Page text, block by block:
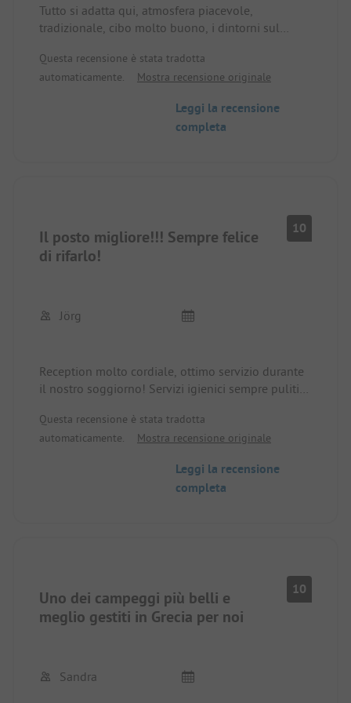
sera per pulire gli ospiti.
Volevamo fermarci solo per una notte, ma siamo
cambiato e perché qui ci sentiamo a nostro agio.
Tutto si adatta qui, atmosfera piacevole,
tradizionale, cibo molto buono, i dintorni sul
Non si vuole andare via da qui.
Questa recensione è stata tradotta
automaticamente.
Mostra recensione originale
Leggi la recensione
completa
Il posto migliore!!! Sempre felice
di rifarlo!
10
Jörg
Reception molto cordiale, ottimo servizio durante
il nostro soggiorno! Servizi igienici sempre puliti
ristorante era completamente in ordine!
Questa recensione è stata tradotta
automaticamente.
Mostra recensione originale
Leggi la recensione
completa
Uno dei campeggi più belli e
meglio gestiti in Grecia per noi
10
Sandra